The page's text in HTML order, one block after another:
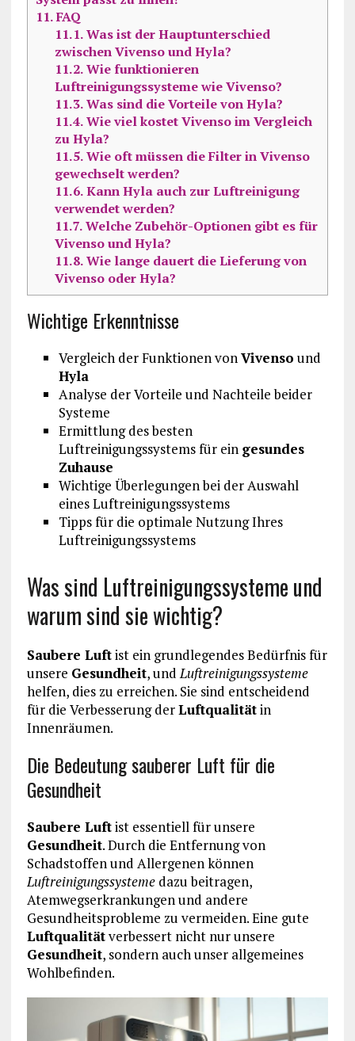
11.FAQ
11.1.Was ist der Hauptunterschied
zwischen Vivenso und Hyla?
11.2.Wie funktionieren
Luftreinigungssysteme wie Vivenso?
11.3.Was sind die Vorteile von Hyla?
11.4.Wie viel kostet Vivenso im Vergleich
zu Hyla?
11.5.Wie oft müssen die Filter in Vivenso
gewechselt werden?
11.6.Kann Hyla auch zur Luftreinigung
verwendet werden?
11.7.Welche Zubehör-Optionen gibt es für
Vivenso und Hyla?
11.8.Wie lange dauert die Lieferung von
Vivenso oder Hyla?
Wichtige Erkenntnisse
Vergleich der Funktionen vonVivenso und
Hyla
Analyse der Vorteile und Nachteile beider
Systeme
Ermittlung des besten
Luftreinigungssystems für ein gesundes
Zuhause
Wichtige Überlegungen bei der Auswahl
eines Luftreinigungssystems
Tipps für die optimale Nutzung Ihres
Luftreinigungssystems
Was sind Luftreinigungssysteme und
warum sind sie wichtig?
Saubere Luftist ein grundlegendes Bedürfnis für
unsere Gesundheit, undLuftreinigungssysteme
helfen, dies zu erreichen. Sie sind entscheidend
für die Verbesserung derLuftqualitätin
Innenräumen.
Die Bedeutung sauberer Luft für die
Gesundheit
Saubere Luftist essentiell für unsere
Gesundheit. Durch die Entfernung von
Schadstoffen und Allergenen können
Luftreinigungssystemedazu beitragen,
Atemwegserkrankungen und andere
Gesundheitsprobleme zu vermeiden. Eine gute
Luftqualitätverbessert nicht nur unsere
Gesundheit, sondern auch unser allgemeines
Wohlbefinden.